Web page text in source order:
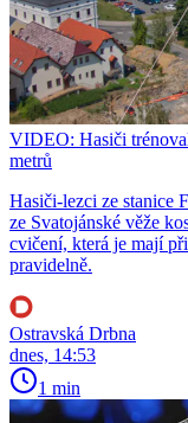
VIDEO: Hasiči
metrů
Hasiči-lezci ze stanice
ze Svatojánské věže
cvičení, která je mají
pravidelně.
Ostravská Drbna
dnes, 14:53
1 min